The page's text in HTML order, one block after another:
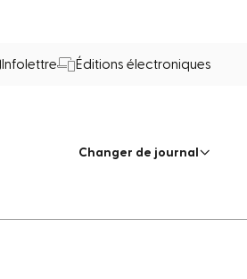
Infolettre Éditions électroniques
Changer de journal